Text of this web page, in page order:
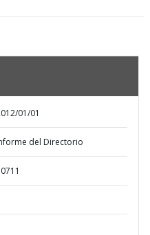
01/01
del Directorio